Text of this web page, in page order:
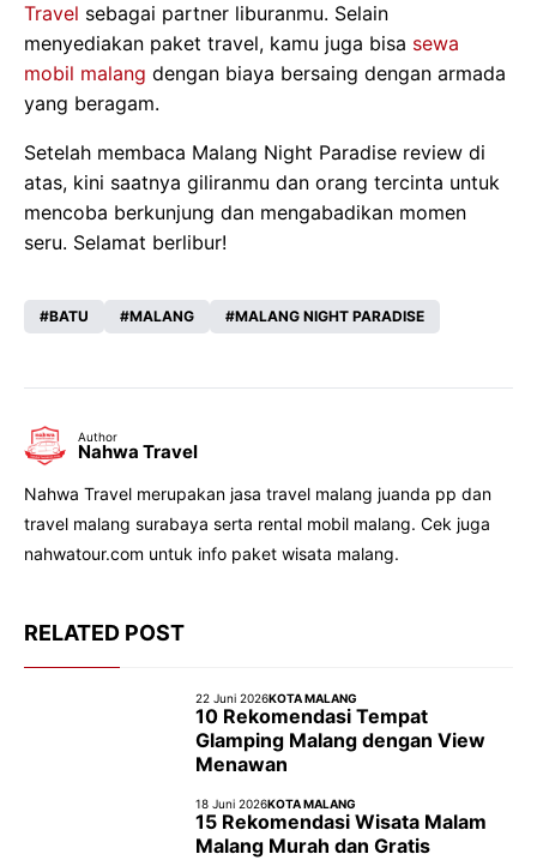
Travel sebagai partner liburanmu. Selain
menyediakan paket travel, kamu juga bisa sewa
mobil malang dengan biaya bersaing dengan armada
yang beragam.
Setelah membaca Malang Night Paradise review di
atas, kini saatnya giliranmu dan orang tercinta untuk
mencoba berkunjung dan mengabadikan momen
seru. Selamat berlibur!
BATU MALANG MALANG NIGHT PARADISE
Author
Nahwa Travel
Nahwa Travel merupakan jasa travel malang juanda pp dan
travel malang surabaya serta rental mobil malang. Cek juga
nahwatour.com untuk info paket wisata malang.
RELATED POST
22 Juni 2026KOTA MALANG
10 Rekomendasi Tempat
Glamping Malang dengan View
Menawan
18 Juni 2026KOTA MALANG
15 Rekomendasi Wisata Malam
Malang Murah dan Gratis